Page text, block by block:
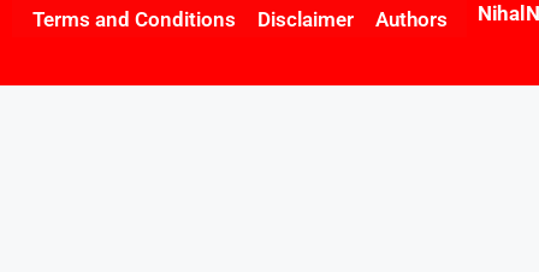
Terms and Conditions
Disclaimer Authors